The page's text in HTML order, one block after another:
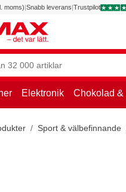
moms)|Snabb leverans|Trustpilot
Elektronik Chokolad &
Sport & välbefinnande